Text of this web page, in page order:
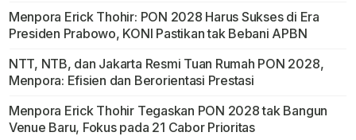
Menpora Erick Thohir: PON 2028 Harus Sukses di Era
Presiden Prabowo, KONI Pastikan tak Bebani APBN
NTT, NTB, dan Jakarta Resmi Tuan Rumah PON 2028,
Menpora: Efisien dan Berorientasi Prestasi
Menpora Erick Thohir Tegaskan PON 2028 tak Bangun
Venue Baru, Fokus pada 21 Cabor Prioritas